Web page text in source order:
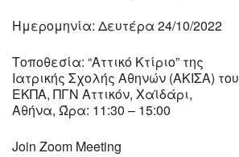
Ημερομηνία: Δευτέρα 24/10/2022
Τοποθεσία: “Αττικό Κτίριο” της
Ιατρικής Σχολής Αθηνών (ΑΚΙΣΑ) του
ΕΚΠΑ, ΠΓΝ Αττικόν, Χαϊδάρι,
Αθήνα, Ώρα: 11:30 – 15:00
Join Zoom Meeting